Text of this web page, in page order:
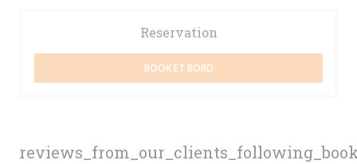
Reservation
BOOK ET BORD